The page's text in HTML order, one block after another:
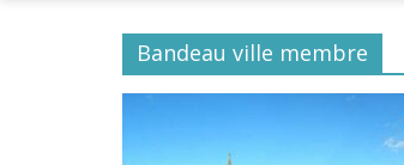
Bandeau ville membre